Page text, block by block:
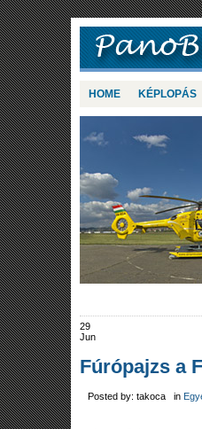
HOME KÉPLOPÁS
29
Jun
Fúrópajzs a
Posted by: takoca in